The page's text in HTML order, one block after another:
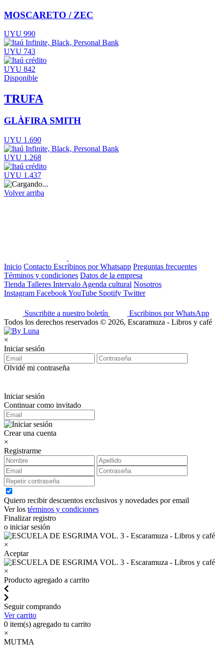
MOSCARETO / ZEC
UYU 990
UYU 743
UYU 842
Disponible
TRUFA
GLÀFIRA SMITH
UYU 1.690
UYU 1.268
UYU 1.437
Volver arriba
Inicio Contacto Escribinos por Whatsapp Preguntas frecuentes
Términos y condiciones Datos de la empresa
Tienda Talleres Intervalo Agenda cultural Nosotros
Instagram FacebookYouTube Spotify Twitter
Suscribite a nuestro boletín
Escribinos por WhatsApp
Todos los derechos reservados © 2026, Escaramuza - Libros y café
×
Iniciar sesión
Olvidé mi contraseña
Iniciar sesión
Continuar como invitado
Crear una cuenta
×
Registrarme
Quiero recibir descuentos exclusivos y novedades por email
Ver los términos y condiciones
Finalizar registro
o iniciar sesión
×
Aceptar
×
Producto agregado a carrito
Seguir comprando
Ver carrito
0 item(s) agregado tu carrito
×
MUTMA